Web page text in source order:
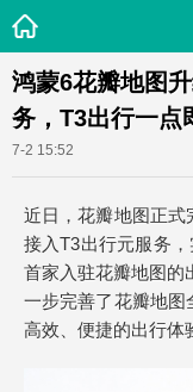
鸿蒙6花瓣地图
务，T3出行一点
7-2 15:52
近日，花瓣地图正
接入T3出行元服务
首家入驻花瓣地图的
一步完善了花瓣地图
高效、便捷的出行体